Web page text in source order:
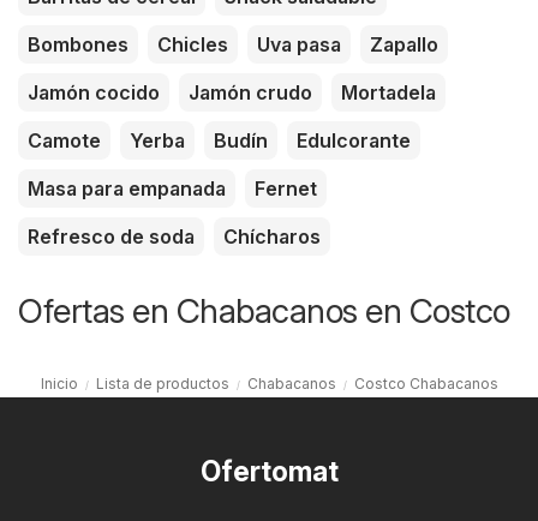
Bombones
Chicles Uva pasa
Zapallo
Jamón cocido
Jamón crudo
Mortadela
Camote
Yerba Budín
Edulcorante
Masa para empanada
Fernet
Refresco de soda
Chícharos
Ofertas en Chabacanos en Costco
Inicio Lista de productos Chabacanos Costco Chabacanos
Ofertomat